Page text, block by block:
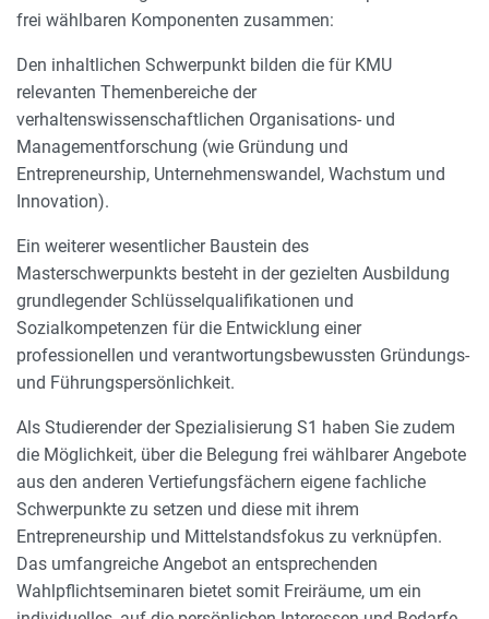
frei wählbaren Komponenten zusammen:
Den inhaltlichen Schwerpunkt bilden die für KMU
relevanten Themenbereiche der
verhaltenswissenschaftlichen Organisations- und
Managementforschung (wie Gründung und
Entrepreneurship, Unternehmenswandel, Wachstum und
Innovation).
Ein weiterer wesentlicher Baustein des
Masterschwerpunkts besteht in der gezielten Ausbildung
grundlegender Schlüsselqualifikationen und
Sozialkompetenzen für die Entwicklung einer
professionellen und verantwortungsbewussten Gründungs-
und Führungspersönlichkeit.
Als Studierender der Spezialisierung S1 haben Sie zudem
die Möglichkeit, über die Belegung frei wählbarer Angebote
aus den anderen Vertiefungsfächern eigene fachliche
Schwerpunkte zu setzen und diese mit ihrem
Entrepreneurship und Mittelstandsfokus zu verknüpfen.
Das umfangreiche Angebot an entsprechenden
Wahlpflichtseminaren bietet somit Freiräume, um ein